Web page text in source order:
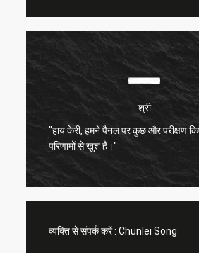
श्री
"हाय केरी, हमने पैनल पर कुछ और परीक्षण
परिणामों से खुश हैं।"
व्यक्ति से संपर्क करें : Chunlei Song